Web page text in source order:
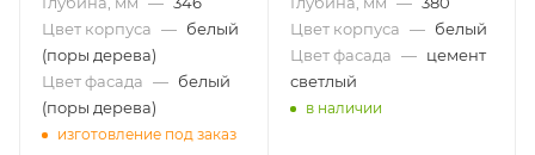
Цвет корпуса — белый
(поры дерева)
Цвет фасада — белый
(поры дерева)
изготовление под заказ
Цвет корпуса — белый
Цвет фасада — цемент
светлый
в наличии